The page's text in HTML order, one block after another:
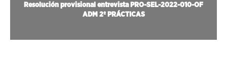
Resolución provisional entrevista PRO-SEL-2022-010-OF
ADM 2º PRÁCTICAS